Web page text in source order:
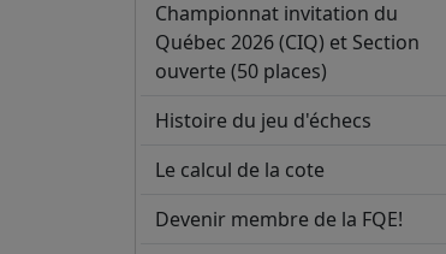
Championnat invitation du
Québec 2026 (CIQ) et Section
ouverte (50 places)
Histoire du jeu d'échecs
Le calcul de la cote
Devenir membre de la FQE!